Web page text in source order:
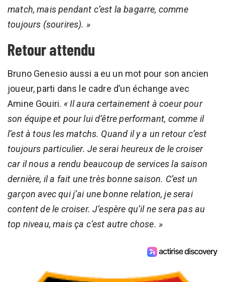
match, mais pendant c’est la bagarre, comme
toujours (sourires). »
Retour attendu
Bruno Genesio aussi a eu un mot pour son ancien
joueur, parti dans le cadre d’un échange avec
Amine Gouiri. « Il aura certainement à coeur pour
son équipe et pour lui d’être performant, comme il
l’est à tous les matchs. Quand il y a un retour c’est
toujours particulier. Je serai heureux de le croiser
car il nous a rendu beaucoup de services la saison
dernière, il a fait une très bonne saison. C’est un
garçon avec qui j’ai une bonne relation, je serai
content de le croiser. J’espère qu’il ne sera pas au
top niveau, mais ça c’est autre chose. »